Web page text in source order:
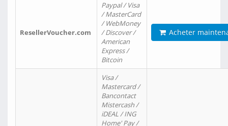
ResellerVoucher.com
Paypal / Visa
/ MasterCard
/ WebMoney
/ Discover /
American
Express /
Bitcoin
Acheter
Visa /
Mastercard /
Bancontact
Mistercash /
iDEAL / ING
Home' Pay /